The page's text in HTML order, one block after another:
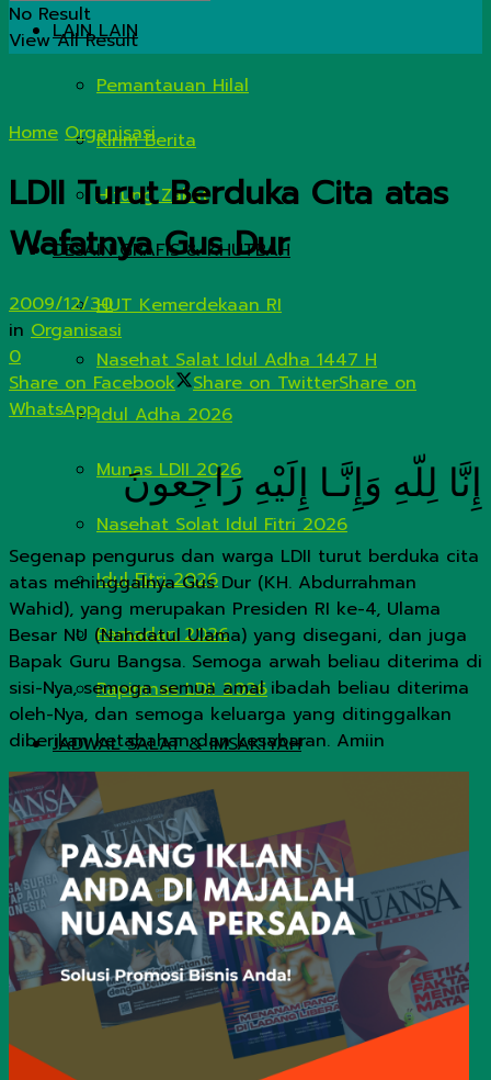
LAIN LAIN
Pemantauan Hilal
Kirim Berita
Hitung Zakat
DESAIN GRAFIS & KHUTBAH
HUT Kemerdekaan RI
Nasehat Salat Idul Adha 1447 H
Idul Adha 2026
Munas LDII 2026
Nasehat Solat Idul Fitri 2026
Idul Fitri 2026
Ramadan 2026
Rapimnas LDII 2026
JADWAL SALAT & IMSAKIYAH
No Result
View All Result
No Result
View All Result
Home Organisasi
LDII Turut Berduka Cita atas
Wafatnya Gus Dur
2009/12/30
in Organisasi
0
Share on Facebook
Share on TwitterShare on
WhatsApp
إِنَّا لِلّهِ وَإِنَّـا إِلَيْهِ رَاجِعونَ
Segenap pengurus dan warga LDII turut berduka cita
atas meninggalnya Gus Dur (KH. Abdurrahman
Wahid), yang merupakan Presiden RI ke-4, Ulama
Besar NU (Nahdatul Ulama) yang disegani, dan juga
Bapak Guru Bangsa. Semoga arwah beliau diterima di
sisi-Nya, semoga semua amal ibadah beliau diterima
oleh-Nya, dan semoga keluarga yang ditinggalkan
diberikan ketabahan dan kesabaran. Amiin